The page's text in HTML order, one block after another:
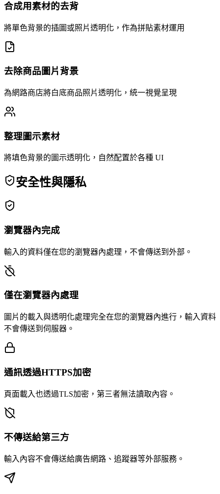
合成用素材的去背
將單色背景的插圖或照片透明化，作為拼貼素材運用
去除商品圖片背景
為網路商店將白底商品照片透明化，統一視覺呈現
整理圖示素材
將填色背景的圖示透明化，自然配置於各種 UI
安全性與隱私
瀏覽器內完成
輸入的資料僅在您的瀏覽器內處理，不會傳送到外部。
僅在瀏覽器內處理
圖片的載入與透明化處理完全在您的瀏覽器內進行，輸入資料
不會傳送到伺服器。
通訊透過HTTPS加密
頁面載入也透過TLS加密，第三者無法讀取內容。
不傳送給第三方
輸入內容不會傳送給廣告網路、追蹤器等外部服務。